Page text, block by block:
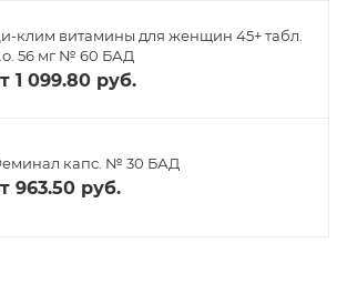
клим витамины для женщин 45+ табл.
56 мг № 60 БАД
1 099.80 руб.
капс. № 30 БАД
963.50 руб.